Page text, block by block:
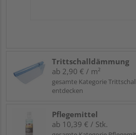
Trittschalldämmung
ab 2,90 € / m²
gesamte Kategorie
entdecken
Pflegemittel
ab 10,39 € / Stk.